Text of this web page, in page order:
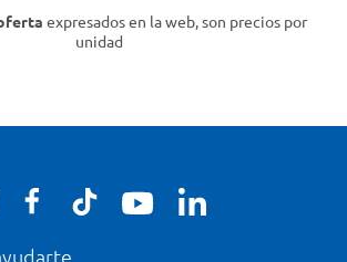
expresados en la web, son precios por
unidad